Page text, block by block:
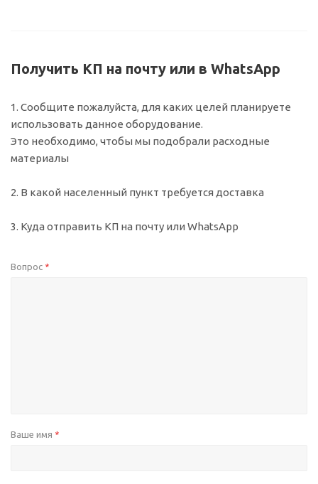
Получить КП на почту или в WhatsApp
1. Сообщите пожалуйста, для каких целей планируете
использовать данное оборудование.
Это необходимо, чтобы мы подобрали расходные
материалы
2. В какой населенный пункт требуется доставка
3. Куда отправить КП на почту или WhatsApp
Вопрос *
Ваше имя *